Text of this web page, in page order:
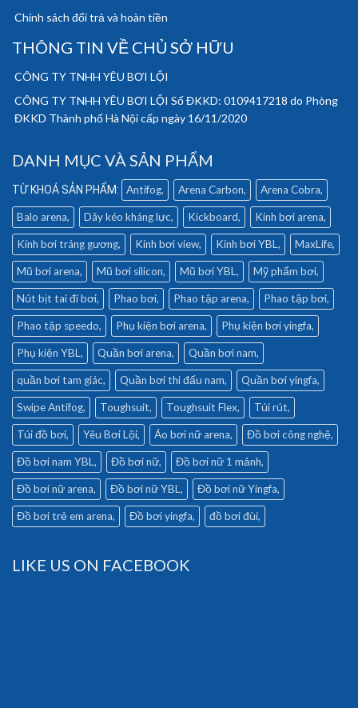
Chính sách đổi trả và hoàn tiền
THÔNG TIN VỀ CHỦ SỞ HỮU
CÔNG TY TNHH YÊU BƠI LỘI
CÔNG TY TNHH YÊU BƠI LỘI Số ĐKKD: 0109417218 do Phòng
ĐKKD Thành phố Hà Nội cấp ngày 16/11/2020
DANH MỤC VÀ SẢN PHẨM
Antifog Arena Carbon Arena Cobra
Balo arena Dây kéo kháng lực Kickboard Kính bơi arena
Kính bơi tráng gương Kính bơi view Kính bơi YBL MaxLife
Mũ bơi arena Mũ bơi silicon Mũ bơi YBL Mỹ phẩm bơi
Nút bịt tai đi bơi Phao bơi Phao tập arena Phao tập bơi
Phao tập speedo Phụ kiện bơi arena Phụ kiện bơi yingfa
Phụ kiện YBL Quần bơi arena Quần bơi nam
quần bơi tam giác Quần bơi thi đấu nam Quần bơi yingfa
Swipe Antifog Toughsuit Toughsuit Flex Túi rút
Túi đồ bơi Yêu Bơi Lội Áo bơi nữ arena Đồ bơi công nghệ
Đồ bơi nam YBL Đồ bơi nữ Đồ bơi nữ 1 mảnh
Đồ bơi nữ arena Đồ bơi nữ YBL Đồ bơi nữ Yingfa
Đồ bơi trẻ em arena Đồ bơi yingfa đồ bơi đùi
LIKE US ON FACEBOOK